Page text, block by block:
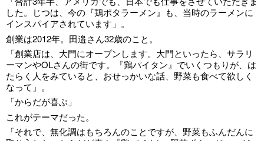
した。じつは、今の『鶏ポタラーメン』も、当時のラーメンに
インスパイアされています」。
創業は2012年。田邉さん32歳のこと。
「創業店は、大門にオープンします。大門といったら、サラリ
ーマンやOLさんの街です。『鶏パイタン』でいくつもりが、は
たらく人をみていると、おせっかいな話、野菜も食べて欲しく
なって」。
「からだが喜ぶ」
これがテーマだった。
「それで、無化調はもちろんのことですが、野菜もふんだんに